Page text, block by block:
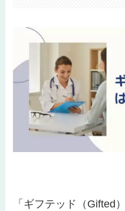
「ギフテッド（Gifted